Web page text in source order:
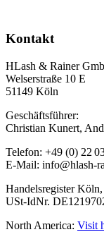
Kontakt
HLash & Rainer
Welserstraße 10 E
51149 Köln
Geschäftsführer:
Christian Kunert,
Telefon: +49 (0) 22
E-Mail: info@hlash-
Handelsregister
USt-IdNr.
North America: Visit